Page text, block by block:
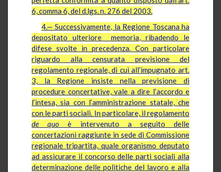
6, comma 6, del d.lgs. n. 276 del 2003.
4.— Successivamente, la Regione Toscana ha
depositato ulteriore memoria, ribadendo le
difese svolte in precedenza. Con particolare
riguardo alla censurata previsione del
regolamento regionale, di cui all’impugnato art.
3, la Regione insiste nella previsione di
procedure concertative, vale a dire l’accordo e
l’intesa, sia con l’amministrazione statale, che
con le parti sociali. In particolare, il regolamento
de quoè intervenuto a seguito delle
concertazioni raggiunte in sede di Commissione
regionale tripartita, quale organismo deputato
ad assicurare il concorso delle parti sociali alla
determinazione delle politiche del lavoro e alla